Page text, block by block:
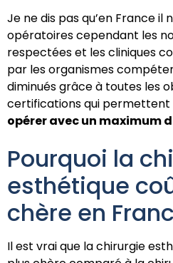
Je ne dis pas qu’en France il
opératoires cependant les
respectées et les cliniques
par les organismes
diminués grâce à toutes les
certifications qui permettent
opérer avec un maximum
Pourquoi la
esthétique
chère en
Il est vrai que la chirurgie